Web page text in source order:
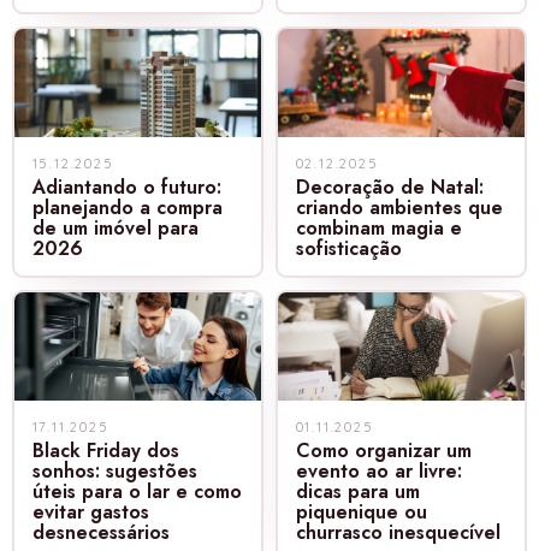
15.12.2025
Adiantando o futuro:
planejando a compra
de um imóvel para
2026
02.12.2025
Decoração de Natal:
criando ambientes que
combinam magia e
sofisticação
17.11.2025
Black Friday dos
sonhos: sugestões
úteis para o lar e como
evitar gastos
desnecessários
01.11.2025
Como organizar um
evento ao ar livre:
dicas para um
piquenique ou
churrasco inesquecível